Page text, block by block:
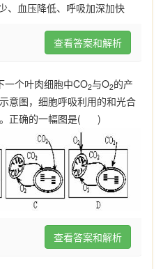
、血压降低、呼吸加深加快
查看答案和解析
一个叶肉细胞中CO2与O2的产
意图，细胞呼吸利用的和光合
正确的一幅图是( )
查看答案和解析